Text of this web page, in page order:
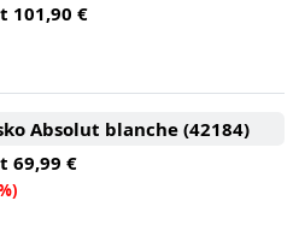
101,90 €
Absolut blanche (42184)
69,99 €